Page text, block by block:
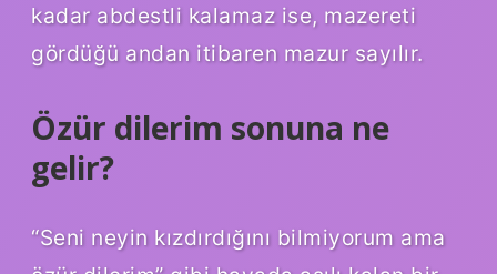
kadar abdestli kalamaz ise, mazereti
gördüğü andan itibaren mazur sayılır.
Özür dilerim sonuna ne
gelir?
“Seni neyin kızdırdığını bilmiyorum ama